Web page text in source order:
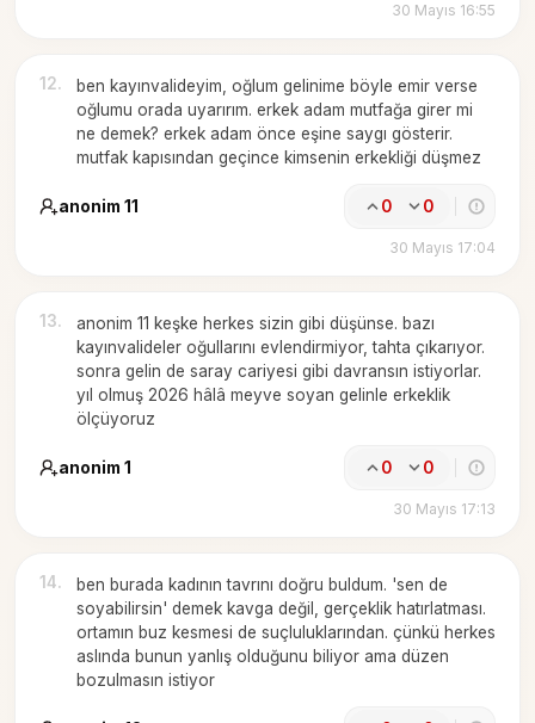
30 Mayıs 16:55
12.
ben kayınvalideyim, oğlum gelinime böyle emir verse
oğlumu orada uyarırım. erkek adam mutfağa girer mi
ne demek? erkek adam önce eşine saygı gösterir.
mutfak kapısından geçince kimsenin erkekliği düşmez
anonim 11 0 0
30 Mayıs 17:04
13.
anonim 11 keşke herkes sizin gibi düşünse. bazı
kayınvalideler oğullarını evlendirmiyor, tahta çıkarıyor.
sonra gelin de saray cariyesi gibi davransın istiyorlar.
yıl olmuş 2026 hâlâ meyve soyan gelinle erkeklik
ölçüyoruz
anonim 1 0 0
30 Mayıs 17:13
14.
ben burada kadının tavrını doğru buldum. 'sen de
soyabilirsin' demek kavga değil, gerçeklik hatırlatması.
ortamın buz kesmesi de suçluluklarından. çünkü herkes
aslında bunun yanlış olduğunu biliyor ama düzen
bozulmasın istiyor